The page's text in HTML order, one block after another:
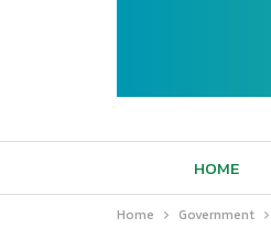
HOME
Home Government